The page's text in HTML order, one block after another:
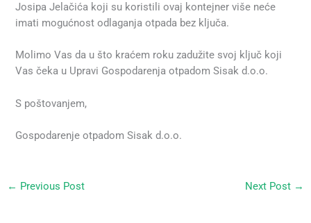
Josipa Jelačića koji su koristili ovaj kontejner više neće
imati mogućnost odlaganja otpada bez ključa.
Molimo Vas da u što kraćem roku zadužite svoj ključ koji
Vas čeka u Upravi Gospodarenja otpadom Sisak d.o.o.
S poštovanjem,
Gospodarenje otpadom Sisak d.o.o.
← Previous Post Next Post →